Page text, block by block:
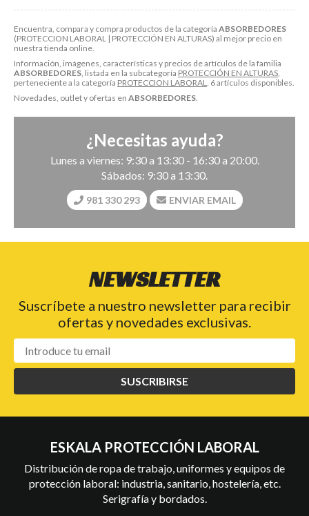
Encuentra, compara y compra productos de la categoría ABSORBEDORES
(PROTECCION LABORAL | PROTECCIÓN EN ALTURAS) al mejor precio en
nuestra tienda online.
Información, imágenes, características y precios de artículos de la familia
ABSORBEDORES , listada en la subcategoría PROTECCIÓN EN ALTURAS
perteneciente a la categoría PROTECCION LABORAL
. 6 artículos disponibles.
Novedades, outlet y ofertas en ABSORBEDORES
¿Necesitas ayuda?
Lunes a viernes: 9:30 a 13:30 - 16:30 a 20:00.
Sábados: 9:30 a 13:30.
981 330 293 ENVIAR EMAIL
NEWSLETTER
Suscríbete a nuestro newsletter para recibir
ofertas y novedades exclusivas.
SUSCRIBIRSE
ESKALA PROTECCIÓN LABORAL
Distribución de ropa de trabajo, uniformes y equipos de
protección laboral: industria, sanitario, hostelería, etc.
Serigrafía y bordados.